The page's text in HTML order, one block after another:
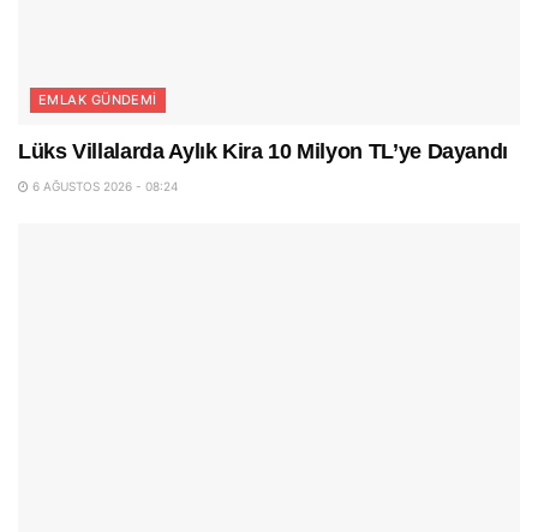
EMLAK GÜNDEMI
Lüks Villalarda Aylık Kira 10 Milyon TL’ye Dayandı
6 AĞUSTOS 2026 - 08:24